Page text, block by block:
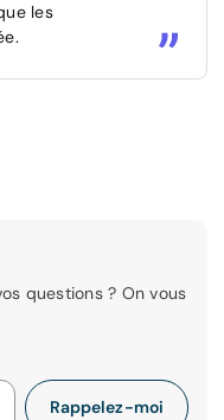
les
questions ? On vous
Rappelez-moi